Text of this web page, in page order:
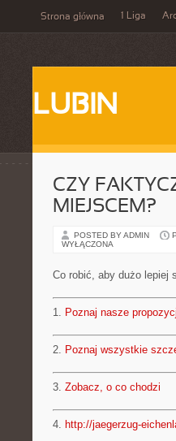
Strona główna 1 Liga
LUBIN
CZY
MIEJSCEM?
POSTED BY ADMIN
WYŁĄCZONA
Co robić, aby dużo lepiej
1. Poznaj nasze
2. Poznaj wszystkie
3. Zobacz, o co chodzi
4. http://jaegerzug-